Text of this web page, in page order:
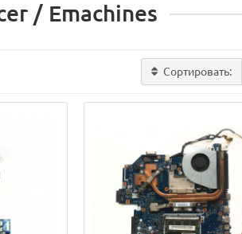
/ Emachines
Сортировать: